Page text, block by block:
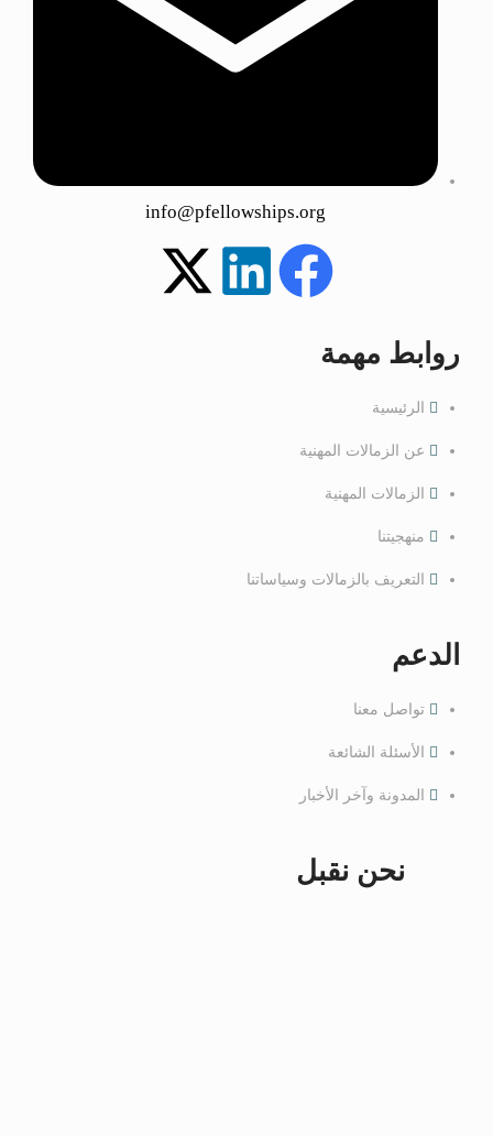
info@pfellowships.org
روابط مهمة
الرئيسية
عن الزمالات المهنية
الزمالات المهنية
منهجيتنا
التعريف بالزمالات وسياساتنا
الدعم
تواصل معنا
الأسئلة الشائعة
المدونة وآخر الأخبار
نحن نقبل